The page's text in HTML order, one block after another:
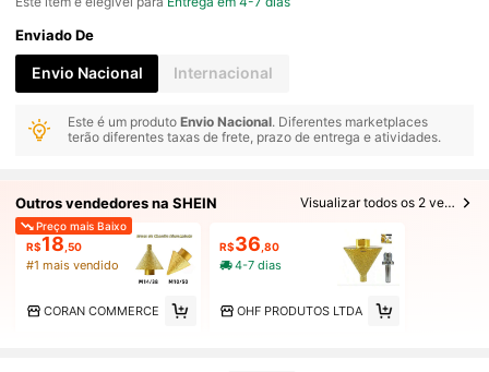
Enviado De
Envio Nacional Internacional
Este é um produtoEnvio Nacional. Diferentes marketplaces
terão diferentes taxas de frete, prazo de entrega e atividades.
Outros vendedores na SHEIN Visualizar todos os 2 vendedores
Preço mais Baixo
R$18 ,50
#1 mais vendido
CORAN COMMERCE
R$36 ,80
4-7 dias
OHF PRODUTOS LTDA